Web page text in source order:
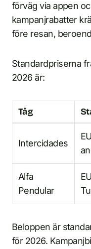
förväg via appen
kampanjrabatter
före resan,
Standardpriserna
2026 är:
Tåg
Intercidades
Alfa
Pendular
Beloppen är
för 2026.